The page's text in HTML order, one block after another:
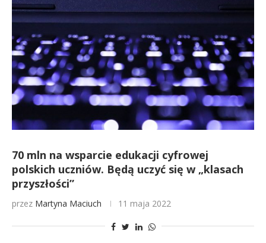
70 mln na wsparcie edukacji cyfrowej
polskich uczniów. Będą uczyć się w „klasach
przyszłości”
przez Martyna Maciuch 11 maja 2022